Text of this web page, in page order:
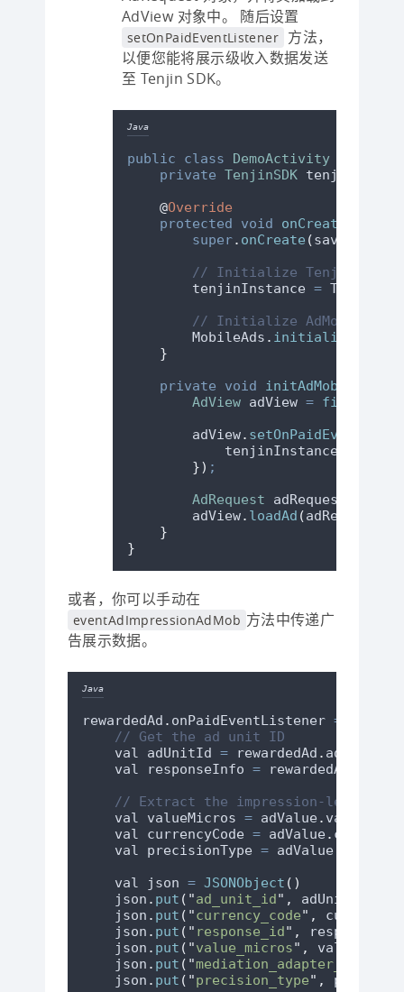
AdView 对象中。 随后设置
setOnPaidEventListener 方法，
以便您能将展示级收入数据发送
至 Tenjin SDK。
Java
public class DemoActivity
private TenjinSDK
@Override
protected
void onCreate
super. onCreate (
// Initialize Tenjin
        tenjinInstance
= TenjinSDK
// Initialize AdMob
MobileAds . initialize
}
private
void initAdMobBanner
AdView adView =
adView.
tenjinInstance
}) ;
AdRequest
adRequest
adView. loadAd (adRequest
}
}
或者，你可以手动在
eventAdImpressionAdMob 方法中传递广
告展示数据。
Java
rewardedAd . onPaidEventListener =
// Get the ad unit ID
    val adUnitId
= rewardedAd . adUnitId
    val responseInfo
= rewardedAd
// Extract the impression-level ad
    val valueMicros
= adValue .
    val currencyCode
= adValue .
    val precisionType
= adValue
    val json
= JSONObject ()
json . put ( "ad_unit_id " , adUnitId
json . put ( "currency_code" ,
json . put ( " response_id " ,
json . put ( "value_micros" ,
json . put ( "
json . put ( "precision_type" ,